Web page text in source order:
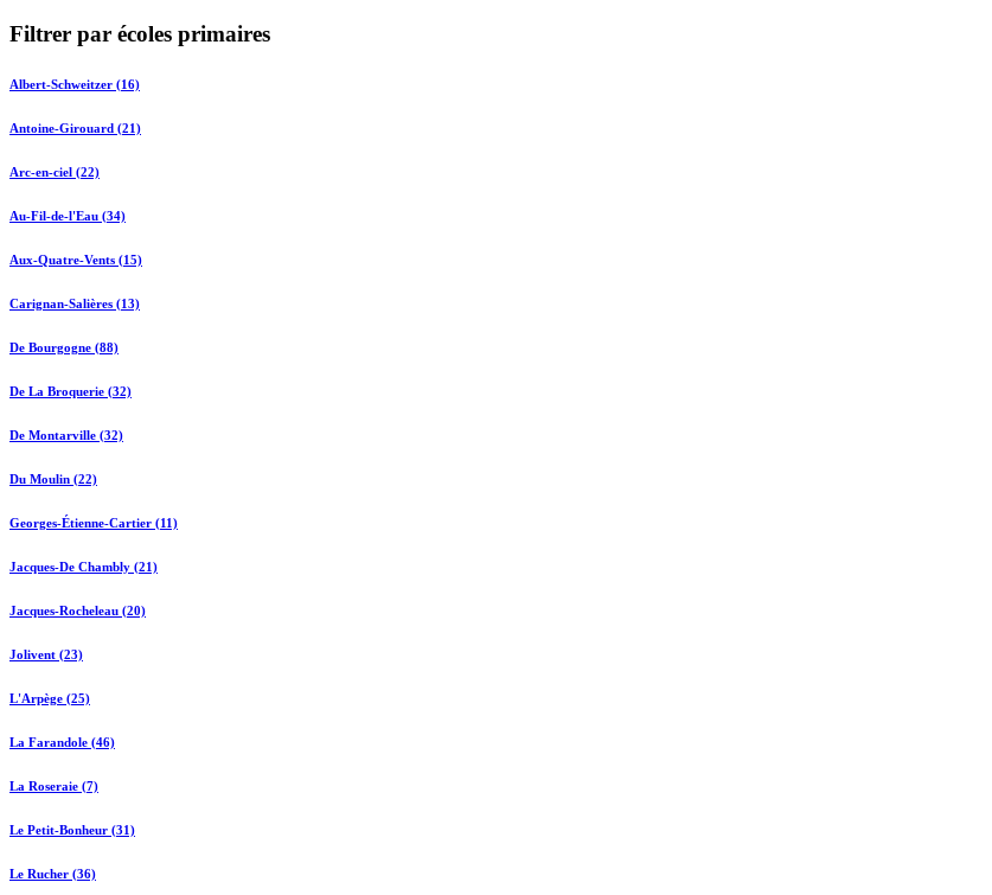
Filtrer par écoles primaires
Albert-Schweitzer (16)
Antoine-Girouard (21)
Arc-en-ciel (22)
Au-Fil-de-l'Eau (34)
Aux-Quatre-Vents (15)
Carignan-Salières (13)
De Bourgogne (88)
De La Broquerie (32)
De Montarville (32)
Du Moulin (22)
Georges-Étienne-Cartier (11)
Jacques-De Chambly (21)
Jacques-Rocheleau (20)
Jolivent (23)
L'Arpège (25)
La Farandole (46)
La Roseraie (7)
Le Petit-Bonheur (31)
Le Rucher (36)